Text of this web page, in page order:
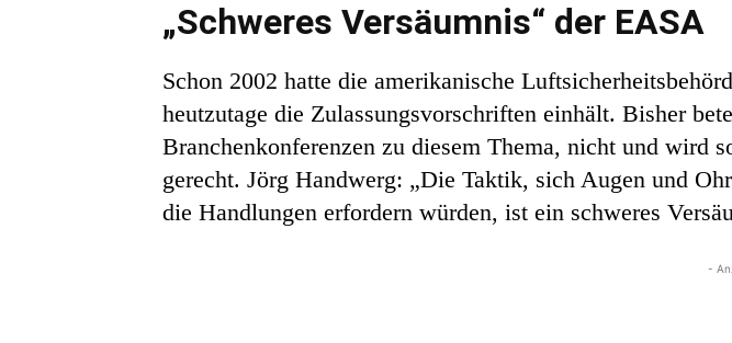
„Schweres Versäumnis“ der EASA
Schon 2002 hatte die amerikanische
heutzutage die Zulassungsvorschriften einhält. Bisher
Branchenkonferenzen zu diesem Thema, nicht und wird
gerecht. Jörg Handwerg: „Die Taktik, sich Augen und
die Handlungen erfordern würden, ist ein schweres
-